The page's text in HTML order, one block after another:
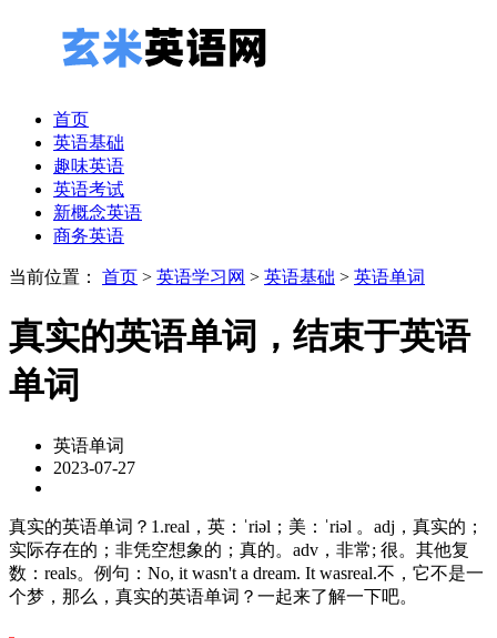
首页
英语基础
趣味英语
英语考试
新概念英语
商务英语
当前位置： 首页 > 英语学习网 > 英语基础 > 英语单词
真实的英语单词，结束于英语
单词
英语单词
2023-07-27
真实的英语单词？1.real，英：ˈriəl；美：ˈriəl 。adj，真实的；
实际存在的；非凭空想象的；真的。adv，非常; 很。其他复
数：reals。例句：No, it wasn't a dream. It wasreal.不，它不是一
个梦，那么，真实的英语单词？一起来了解一下吧。